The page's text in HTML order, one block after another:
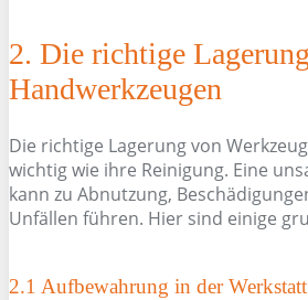
2. Die richtige
Handwerkzeugen
Die richtige Lagerung von
wichtig wie ihre Reinigung. Eine
kann zu Abnutzung,
Unfällen führen. Hier sind einige
2.1 Aufbewahrung in der Werkstatt